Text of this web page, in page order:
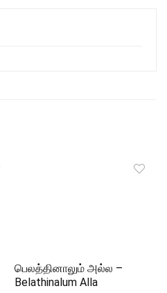
பெலத்தினாலும் அல்ல –
Belathinalum Alla